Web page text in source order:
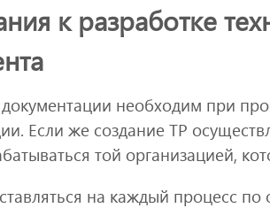
к разработке
необходим при
Если же создание ТР
той организацией,
на каждый процесс по